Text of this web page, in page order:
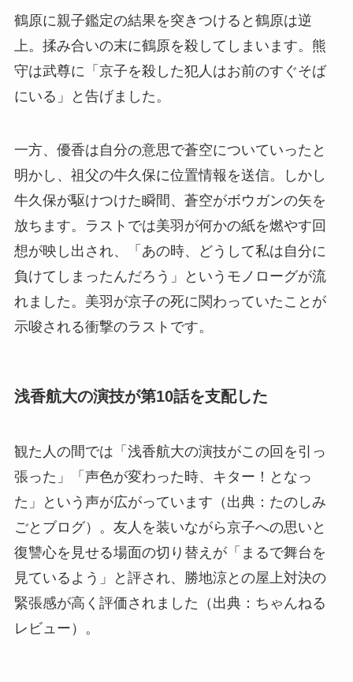
鶴原に親子鑑定の結果を突きつけると鶴原は逆
上。揉み合いの末に鶴原を殺してしまいます。熊
守は武尊に「京子を殺した犯人はお前のすぐそば
にいる」と告げました。
一方、優香は自分の意思で蒼空についていったと
明かし、祖父の牛久保に位置情報を送信。しかし
牛久保が駆けつけた瞬間、蒼空がボウガンの矢を
放ちます。ラストでは美羽が何かの紙を燃やす回
想が映し出され、「あの時、どうして私は自分に
負けてしまったんだろう」というモノローグが流
れました。美羽が京子の死に関わっていたことが
示唆される衝撃のラストです。
浅香航大の演技が第10話を支配した
観た人の間では「浅香航大の演技がこの回を引っ
張った」「声色が変わった時、キター！となっ
た」という声が広がっています（出典：たのしみ
ごとブログ）。友人を装いながら京子への思いと
復讐心を見せる場面の切り替えが「まるで舞台を
見ているよう」と評され、勝地涼との屋上対決の
緊張感が高く評価されました（出典：ちゃんねる
レビュー）。